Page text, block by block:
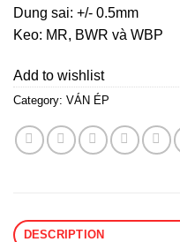
Dung sai: +/- 0.5mm
Keo: MR, BWR và WBP
Add to wishlist
Category: VÁN ÉP
DESCRIPTION